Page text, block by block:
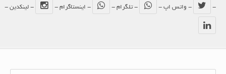
- واتس اپ - - تلگرام - - اینستاگرام - - لینکدین -